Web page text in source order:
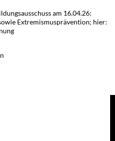
am 16.04.26:
Extremismusprävention; hier: